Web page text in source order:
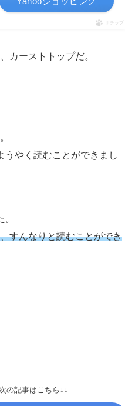
ポチップ
カーストトップだ。
うやく読むことができまし
すんなりと読むことができ
次の記事はこちら↓↓